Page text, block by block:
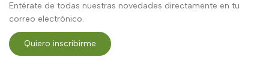
Entérate de todas nuestras novedades directamente en tu
correo electrónico.
Quiero inscribirme